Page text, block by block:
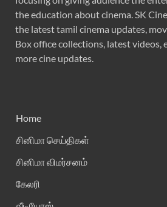
the education about cinema. SK
the latest tamil cinema updates,
Box office collections, latest videos,
more cine updates.
Home
சினிமா செய்திகள்
சினிமா விமர்சனம்
கேலரி